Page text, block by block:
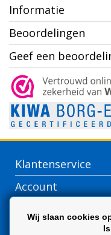
Informatie
Beoordelingen
Geef een
Klantenservice
Account
Wij slaan cookies